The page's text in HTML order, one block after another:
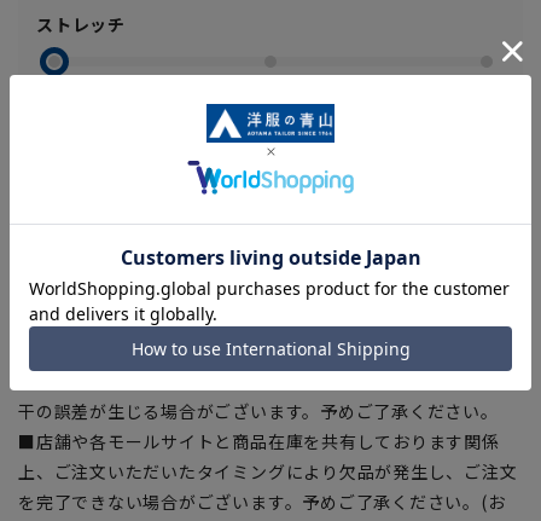
ストレッチ
【商品に関するご注意】
■ゆとり感には個人差があります。サイズ表を確認の上、ご購
入の目安としてご利用ください。
■ブラウザやお使いのモニター環境、室内外等の撮影時の環境
下での光加減により、実際の商品と掲載画像の色味が異なる場
合がございます。
干の誤差が生じる場合がございます。予めご了承ください。
■店舗や各モールサイトと商品在庫を共有しております関係
上、ご注文いただいたタイミングにより欠品が発生し、ご注文
を完了できない場合がございます。予めご了承ください。(お